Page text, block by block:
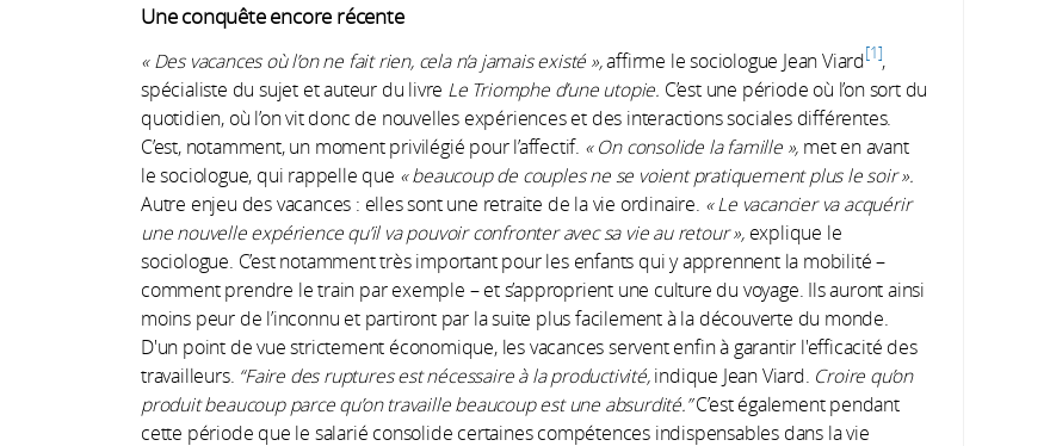
Une conquête encore récente
« Des vacances où l’on ne fait rien, cela n’a jamais existé »,affirme le sociologue Jean Viard 1 ,
spécialiste du sujet et auteur du livre Le Triomphe d’une utopie. C’est une période où l’on sort du
quotidien, où l’on vit donc de nouvelles expériences et des interactions sociales différentes.
C’est, notamment, un moment privilégié pour l’affectif. « On consolide la famille », met en avant
le sociologue, qui rappelle que « beaucoup de couples ne se voient pratiquement plus le soir ».
Autre enjeu des vacances : elles sont une retraite de la vie ordinaire. « Le vacancier va acquérir
une nouvelle expérience qu’il va pouvoir confronter avec sa vie au retour »,explique le
sociologue. C’est notamment très important pour les enfants qui y apprennent la mobilité –
comment prendre le train par exemple – et s’approprient une culture du voyage. Ils auront ainsi
moins peur de l’inconnu et partiront par la suite plus facilement à la découverte du monde.
D'un point de vue strictement économique, les vacances servent enfin à garantir l'efficacité des
travailleurs. “Faire des ruptures est nécessaire à la productivité,indique Jean Viard. Croire qu’on
produit beaucoup parce qu’on travaille beaucoup est une absurdité.”C’est également pendant
cette période que le salarié consolide certaines compétences indispensables dans la vie